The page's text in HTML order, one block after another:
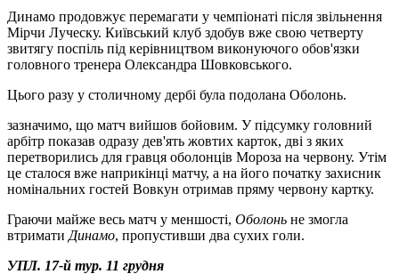
Динамо продовжує перемагати у чемпіонаті після звільнення
Мірчи Луческу. Київський клуб здобув вже свою четверту
звитягу поспіль під керівництвом виконуючого обов'язки
головного тренера Олександра Шовковського.
Цього разу у столичному дербі була подолана Оболонь.
зазначимо, що матч вийшов бойовим. У підсумку головний
арбітр показав одразу дев'ять жовтих карток, дві з яких
перетворились для гравця оболонців Мороза на червону. Утім
це сталося вже наприкінці матчу, а на його початку захисник
номінальних гостей Вовкун отримав пряму червону картку.
Граючи майже весь матч у меншості, Оболонь не змогла
втримати Динамо, пропустивши два сухих голи.
УПЛ. 17-й тур. 11 грудня